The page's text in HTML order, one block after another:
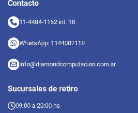
Contacto
11-4484-1162 int. 18
WhatsApp: 1144082118
info@diamondcomputacion.com.ar
Sucursales de retiro
09:00 a 20:00 hs